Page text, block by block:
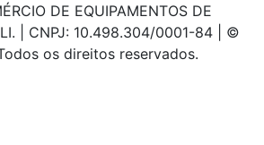
DE EQUIPAMENTOS DE
| CNPJ: 10.498.304/0001-84 | ©
os direitos reservados.